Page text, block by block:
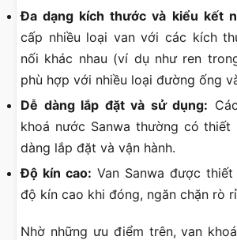
Đa dạng kích thước và kiểu kết
cấp nhiều loại van với các kích
nối khác nhau (ví dụ như ren
phù hợp với nhiều loại đường ống
Dễ dàng lắp đặt và sử dụng:
khoá nước Sanwa thường có thiết
dàng lắp đặt và vận hành.
Độ kín cao: Van Sanwa được
độ kín cao khi đóng, ngăn chặn rò
Nhờ những ưu điểm trên, van